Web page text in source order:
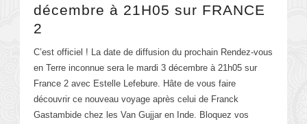
décembre à 21H05 sur FRANCE
2
C’est officiel ! La date de diffusion du prochain Rendez-vous
en Terre inconnue sera le mardi 3 décembre à 21h05 sur
France 2 avec Estelle Lefebure. Hâte de vous faire
découvrir ce nouveau voyage après celui de Franck
Gastambide chez les Van Gujjar en Inde. Bloquez vos